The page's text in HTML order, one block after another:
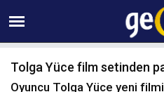
07 AĞUSTOS
Tolga Yüce film setinden
Oyuncu Tolga Yüce yeni